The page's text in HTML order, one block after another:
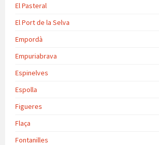
El Pasteral
El Port de la Selva
Empordà
Empuriabrava
Espinelves
Espolla
Figueres
Flaça
Fontanilles